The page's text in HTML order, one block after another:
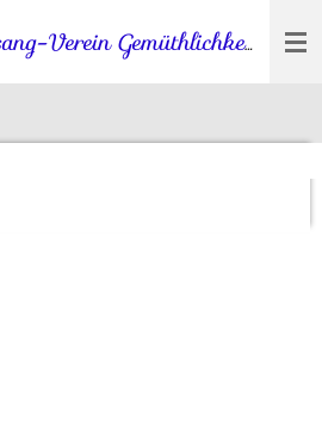
Männer-Gesang-Verein Gemüthlichkeit 1862